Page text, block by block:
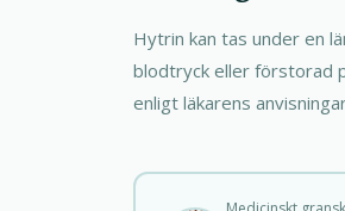
Hytrin kan tas under en
blodtryck eller förstorad
enligt läkarens